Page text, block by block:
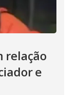
relação
e